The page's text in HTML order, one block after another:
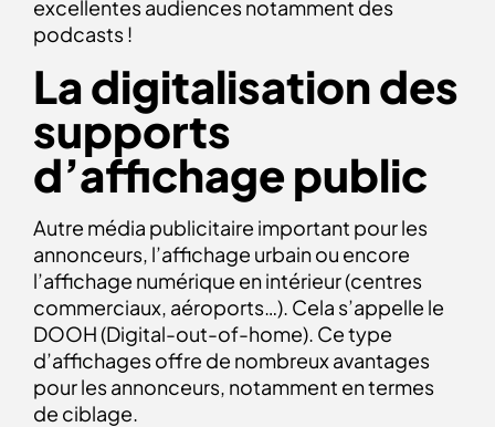
excellentes audiences notamment des
podcasts !
La digitalisation des
supports
d’affichage public
Autre média publicitaire important pour les
annonceurs, l’affichage urbain ou encore
l’affichage numérique en intérieur (centres
commerciaux, aéroports…). Cela s’appelle le
DOOH (Digital-out-of-home). Ce type
d’affichages offre de nombreux avantages
pour les annonceurs, notamment en termes
de ciblage.